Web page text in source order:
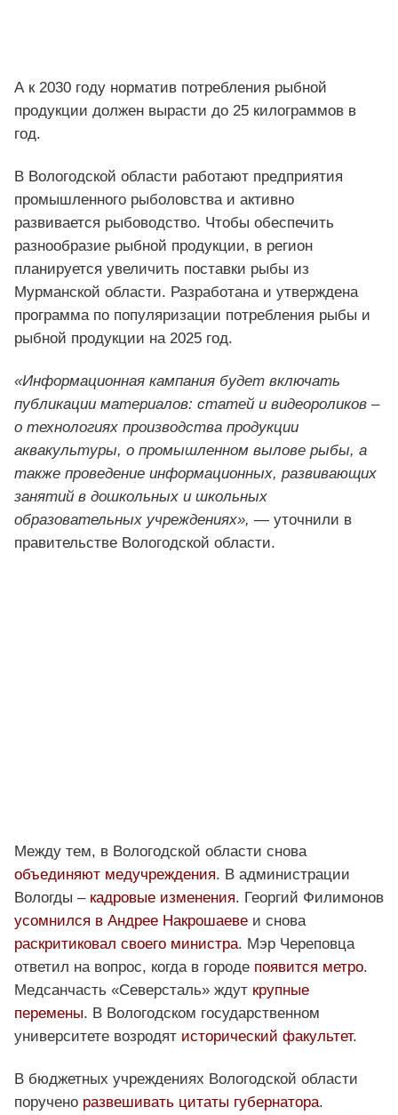
А к 2030 году норматив потребления рыбной
продукции должен вырасти до 25 килограммов в
год.
В Вологодской области работают предприятия
промышленного рыболовства и активно
развивается рыбоводство. Чтобы обеспечить
разнообразие рыбной продукции, в регион
планируется увеличить поставки рыбы из
Мурманской области. Разработана и утверждена
программа по популяризации потребления рыбы и
рыбной продукции на 2025 год.
«Информационная кампания будет включать
публикации материалов: статей и видеороликов –
о технологиях производства продукции
аквакультуры, о промышленном вылове рыбы, а
также проведение информационных, развивающих
занятий в дошкольных и школьных
образовательных учреждениях», — уточнили в
правительстве Вологодской области.
Между тем, в Вологодской области снова
объединяют медучреждения. В администрации
Вологды – кадровые изменения. Георгий Филимонов
усомнился в Андрее Накрошаеве и снова
раскритиковал своего министра. Мэр Череповца
ответил на вопрос, когда в городе появится метро.
Медсанчасть «Северсталь» ждут крупные
перемены. В Вологодском государственном
университете возродят исторический факультет.
В бюджетных учреждениях Вологодской области
поручено развешивать цитаты губернатора.